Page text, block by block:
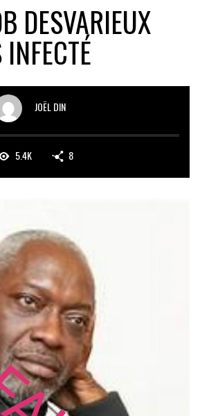
DESVARIEUX
INFECTÉ
JOËL DIN
5.4K 8